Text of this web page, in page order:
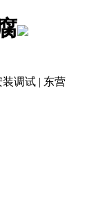
调试 | 东营